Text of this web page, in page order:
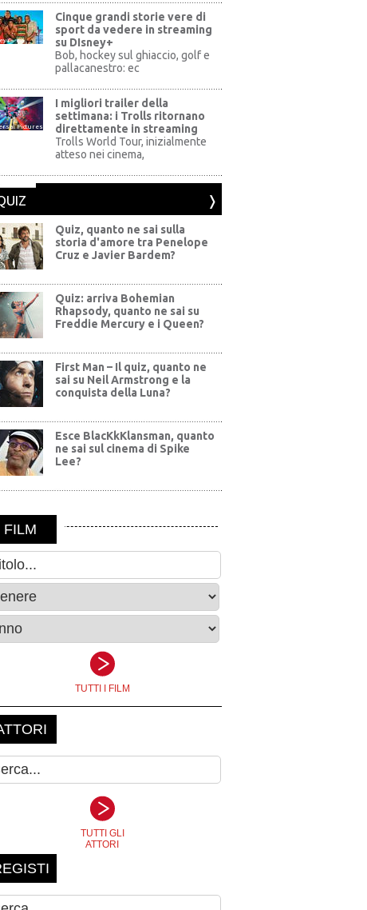
Cinque grandi storie vere di
sport da vedere in streaming
su DIsney+
Bob, hockey sul ghiaccio, golf e
pallacanestro: ec
Pictures
I migliori trailer della
settimana: i Trolls ritornano
direttamente in streaming
Trolls World Tour, inizialmente
atteso nei cinema,
Quiz, quanto ne sai sulla
storia d'amore tra Penelope
Cruz e Javier Bardem?
Quiz: arriva Bohemian
Rhapsody, quanto ne sai su
Freddie Mercury e i Queen?
First Man – Il quiz, quanto ne
sai su Neil Armstrong e la
conquista della Luna?
Esce BlacKkKlansman, quanto
ne sai sul cinema di Spike
Lee?